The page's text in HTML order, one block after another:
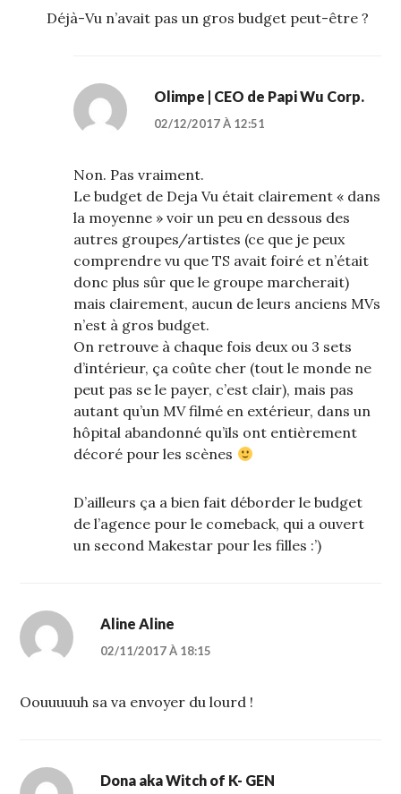
Déjà-Vu n’avait pas un gros budget peut-être ?
Olimpe | CEO de Papi Wu Corp.
02/12/2017 À 12:51
Non. Pas vraiment.
Le budget de Deja Vu était clairement « dans
la moyenne » voir un peu en dessous des
autres groupes/artistes (ce que je peux
comprendre vu que TS avait foiré et n’était
donc plus sûr que le groupe marcherait)
mais clairement, aucun de leurs anciens MVs
n’est à gros budget.
On retrouve à chaque fois deux ou 3 sets
d’intérieur, ça coûte cher (tout le monde ne
peut pas se le payer, c’est clair), mais pas
autant qu’un MV filmé en extérieur, dans un
hôpital abandonné qu’ils ont entièrement
décoré pour les scènes
D’ailleurs ça a bien fait déborder le budget
de l’agence pour le comeback, qui a ouvert
un second Makestar pour les filles :’)
Aline Aline
02/11/2017 À 18:15
Oouuuuuh sa va envoyer du lourd !
Dona aka Witch of K- GEN